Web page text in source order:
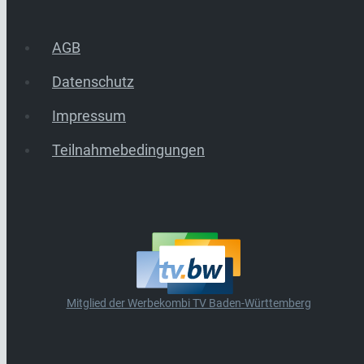
AGB
Datenschutz
Impressum
Teilnahmebedingungen
Mitglied der Werbekombi TV Baden-Württemberg